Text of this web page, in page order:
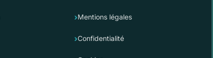
Mentions légales
Confidentialité